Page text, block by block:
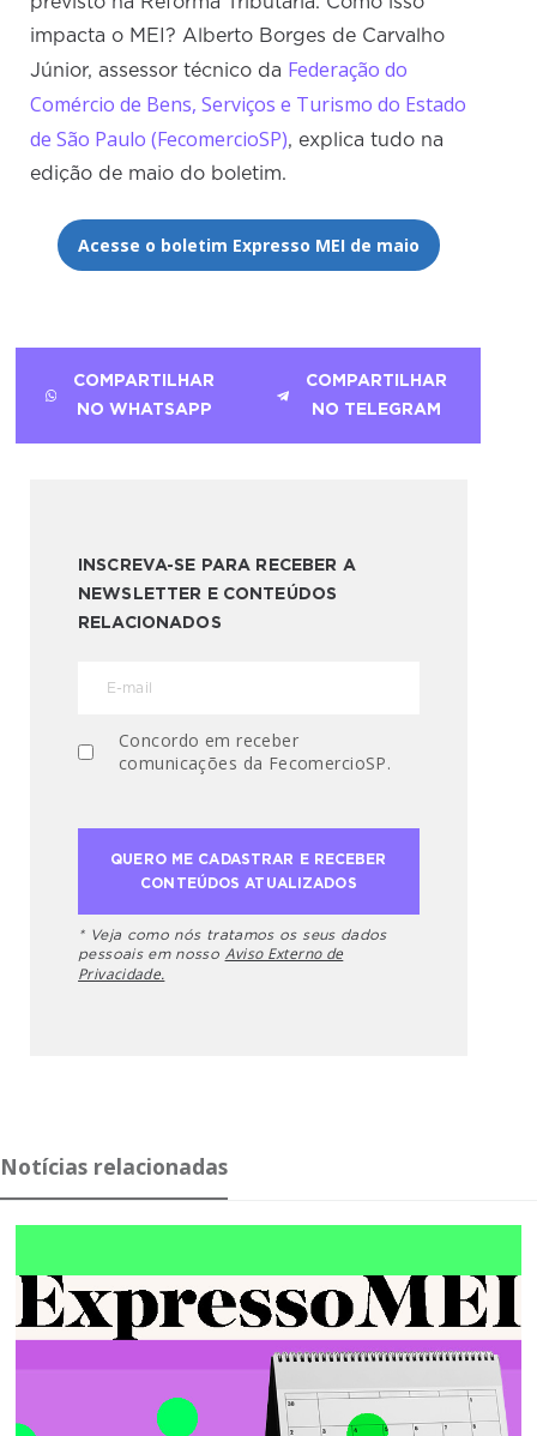
impacta o MEI? Alberto Borges de Carvalho
Júnior, assessor técnico da Federação do
Comércio de Bens, Serviços e Turismo do Estado
de São Paulo (FecomercioSP), explica tudo na
edição de maio do boletim.
Acesse o boletim Expresso MEI de maio
COMPARTILHAR
NO WHATSAPP
COMPARTILHAR
NO TELEGRAM
INSCREVA-SE PARA RECEBER A
NEWSLETTER E CONTEÚDOS
RELACIONADOS
Concordo em receber
comunicações da FecomercioSP.
* Veja como nós tratamos os seus dados
pessoais em nosso Aviso Externo de
Privacidade.
Notícias relacionadas